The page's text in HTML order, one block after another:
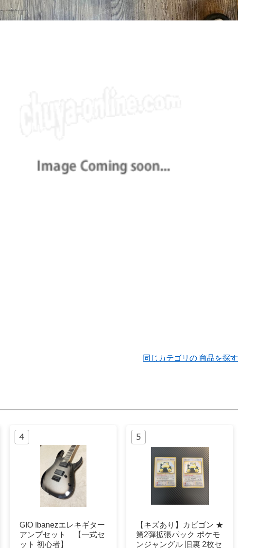
同じカテゴリの 商品を探す
GIO Ibanezエレキギター
アンプセット 【一式セ
ット 初心者】
【キズあり】カビゴン ★
第2弾拡張パック ポケモ
ンジャングル 旧裏 2枚セ